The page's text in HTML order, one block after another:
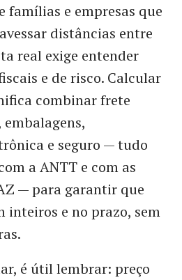
famílias e empresas que
distâncias entre
real exige entender
e de risco. Calcular
combinar frete
e seguro — tudo
a ANTT e com as
— para garantir que
inteiros e no prazo, sem
é útil lembrar: preço